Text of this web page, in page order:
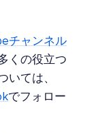
チャンネル
くの役立つ
いては、
でフォロー